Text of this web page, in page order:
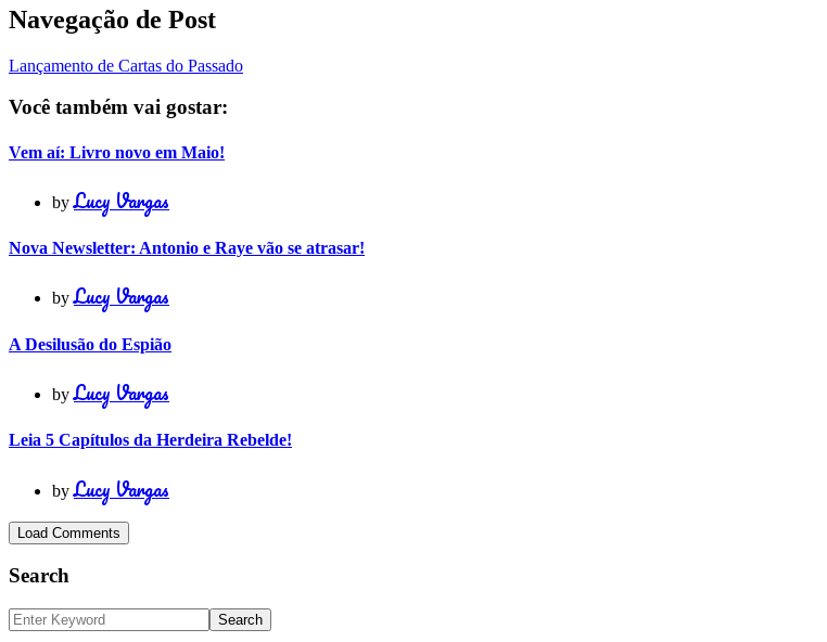
Navegação de Post
Lançamento de Cartas do Passado
Você também vai gostar:
Vem aí: Livro novo em Maio!
byLucy Vargas
Nova Newsletter: Antonio e Raye vão se atrasar!
byLucy Vargas
A Desilusão do Espião
byLucy Vargas
Leia 5 Capítulos da Herdeira Rebelde!
byLucy Vargas
Load Comments
Search